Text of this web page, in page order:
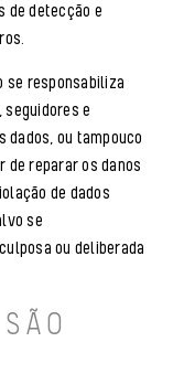
de detecção e
se responsabiliza
e
dados, ou tampouco
de reparar os danos
de dados
se
ou deliberada